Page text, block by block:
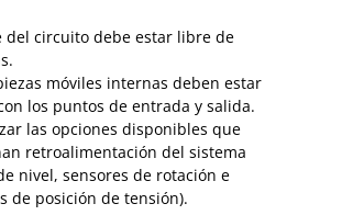
del circuito debe estar libre de
móviles internas deben estar
los puntos de entrada y salida.
las opciones disponibles que
retroalimentación del sistema
nivel, sensores de rotación e
de posición de tensión).